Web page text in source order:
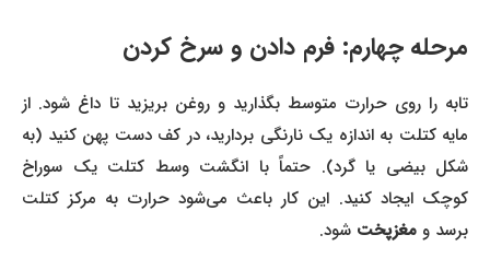
مرحله چهارم: فرم دادن و سرخ کردن
تابه را روی حرارت متوسط بگذارید و روغن بریزید تا داغ شود. از
مایه کتلت به اندازه یک نارنگی بردارید، در کف دست پهن کنید (به
شکل بیضی یا گرد). حتماً با انگشت وسط کتلت یک سوراخ
کوچک ایجاد کنید. این کار باعث می‌شود حرارت به مرکز کتلت
برسد و مغزپخت شود.